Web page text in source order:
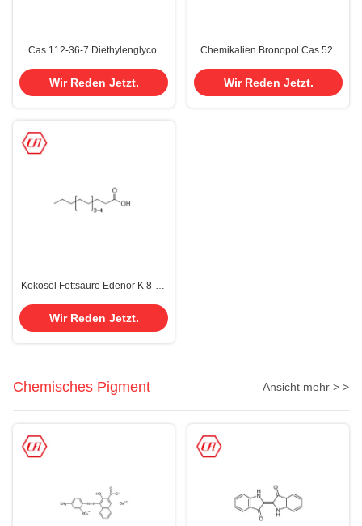
Cas 112-36-7 Diethylenglycol
Wir Reden Jetzt.
Chemikalien Bronopol Cas 52-
Produkt-kosmetischen
Wir Reden Jetzt.
Kokosöl Fettsäure Edenor K 8-18
CAS 61788-47-4
Wir Reden Jetzt.
Chemisches Pigment Ansicht mehr > >